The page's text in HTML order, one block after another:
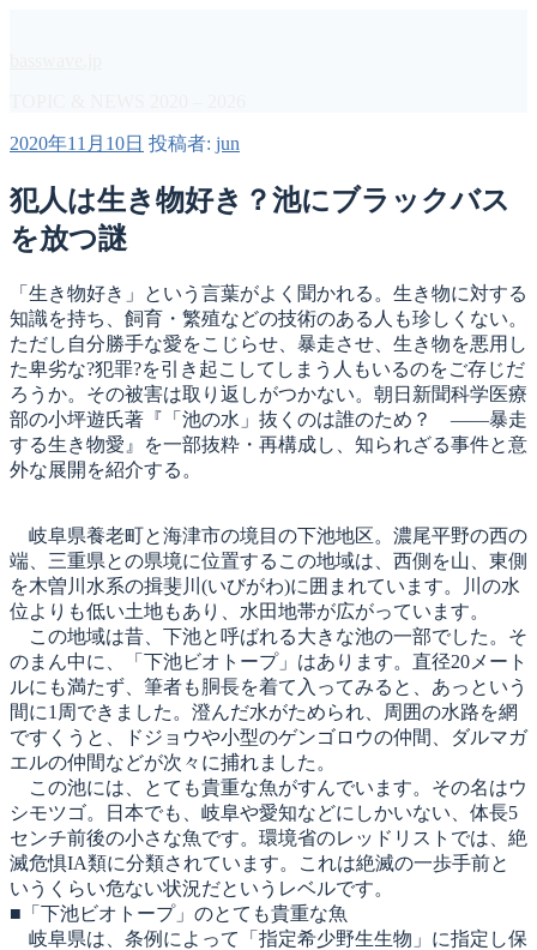
へ
キ
ッ
プ
投
日:
2020年11月10日 投稿者: jun
犯人は生き物好き？池にブラックバス
を放つ謎
「生き物好き」という言葉がよく聞かれる。生き物に対する
知識を持ち、飼育・繁殖などの技術のある人も珍しくない。
ただし自分勝手な愛をこじらせ、暴走させ、生き物を悪用し
た卑劣な?犯罪?を引き起こしてしまう人もいるのをご存じだ
ろうか。その被害は取り返しがつかない。朝日新聞科学医療
部の小坪遊氏著『「池の水」抜くのは誰のため？ ――暴走
する生き物愛』を一部抜粋・再構成し、知られざる事件と意
外な展開を紹介する。
岐阜県養老町と海津市の境目の下池地区。濃尾平野の西の
端、三重県との県境に位置するこの地域は、西側を山、東側
を木曽川水系の揖斐川(いびがわ)に囲まれています。川の水
位よりも低い土地もあり、水田地帯が広がっています。
この地域は昔、下池と呼ばれる大きな池の一部でした。そ
のまん中に、「下池ビオトープ」はあります。直径20メート
ルにも満たず、筆者も胴長を着て入ってみると、あっという
間に1周できました。澄んだ水がためられ、周囲の水路を網
ですくうと、ドジョウや小型のゲンゴロウの仲間、ダルマガ
エルの仲間などが次々に捕れました。
この池には、とても貴重な魚がすんでいます。その名はウ
シモツゴ。日本でも、岐阜や愛知などにしかいない、体長5
センチ前後の小さな魚です。環境省のレッドリストでは、絶
滅危惧IA類に分類されています。これは絶滅の一歩手前と
いうくらい危ない状況だというレベルです。
■「下池ビオトープ」のとても貴重な魚
岐阜県は、条例によって「指定希少野生生物」に指定し保